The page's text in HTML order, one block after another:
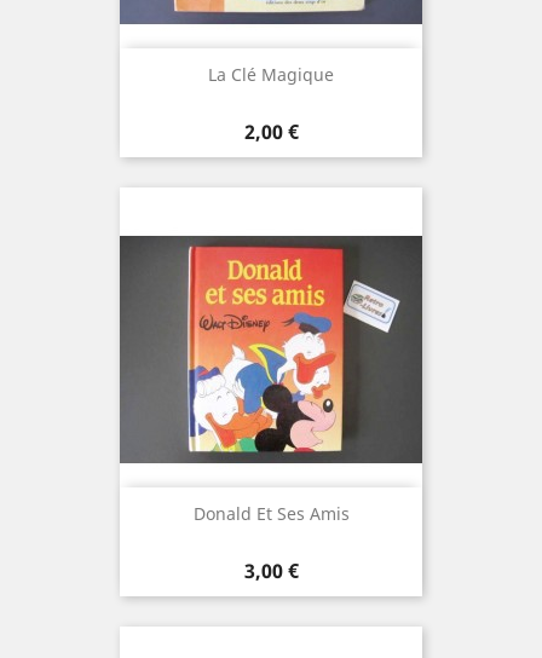
La Clé Magique
Prix
2,00 €
Donald Et Ses Amis
Prix
3,00 €